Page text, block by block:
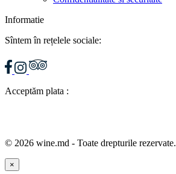
Informatie
Sîntem în rețelele sociale:
Acceptăm plata :
© 2026 wine.md - Toate drepturile rezervate.
×